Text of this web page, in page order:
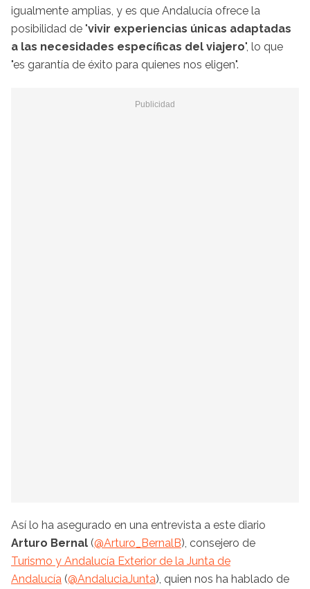
igualmente amplias, y es que Andalucía ofrece la
posibilidad de "vivir experiencias únicas adaptadas
a las necesidades específicas del viajero", lo que
"es garantía de éxito para quienes nos eligen".
Así lo ha asegurado en una entrevista a este diario
Arturo Bernal (@Arturo_BernalB), consejero de
Turismo y Andalucía Exterior de la Junta de
Andalucía (@AndaluciaJunta), quien nos ha hablado de